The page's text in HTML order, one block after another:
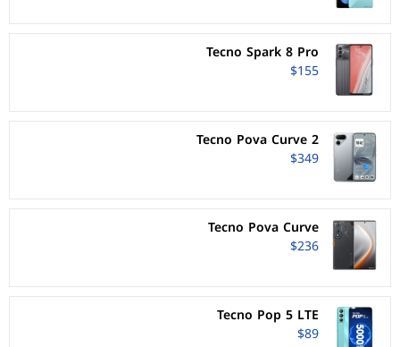
Tecno Spark 8 Pro
$155
Tecno Pova Curve 2
$349
Tecno Pova Curve
$236
Tecno Pop 5 LTE
$89